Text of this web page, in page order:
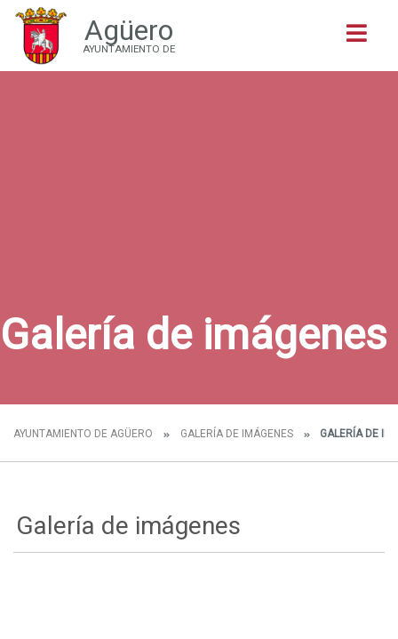
Agüero
AYUNTAMIENTO DE
Galería de imágenes
AYUNTAMIENTO DE AGÜERO GALERÍA DE IMÁGENES GALERÍA DE
Galería de imágenes